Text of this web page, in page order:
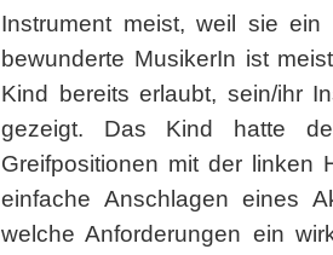
Instrument meist, weil sie ein
bewunderte MusikerIn ist
Kind bereits erlaubt, sein/ihr
gezeigt. Das Kind hatte
Greifpositionen mit der linken
einfache Anschlagen eines
welche Anforderungen ein